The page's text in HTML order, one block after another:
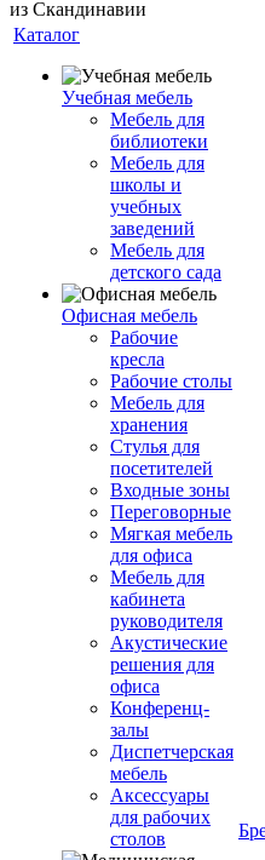
из Скандинавии
Каталог
Учебная мебель
Мебель для
библиотеки
Мебель для
школы и
учебных
заведений
Мебель для
детского сада
Офисная мебель
Рабочие
кресла
Рабочие столы
Мебель для
хранения
Стулья для
посетителей
Входные зоны
Переговорные
Мягкая мебель
для офиса
Мебель для
кабинета
руководителя
Акустические
решения для
офиса
Конференц-
залы
Диспетчерская
мебель
Аксессуары
для рабочих
столов